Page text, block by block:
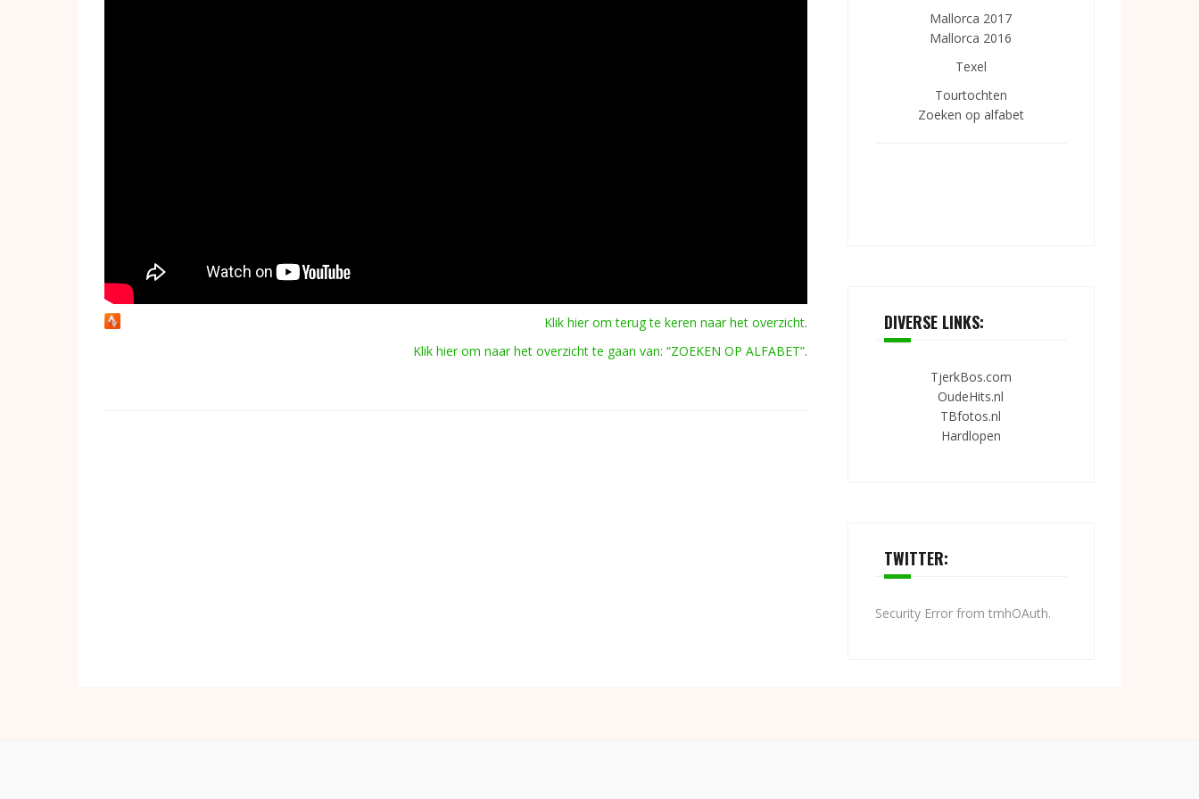
Klik hier om terug te keren naar het overzicht.
Klik hier om naar het overzicht te gaan van: “ZOEKEN OP ALFABET”.
Mallorca 2017
Mallorca 2016
Texel
Tourtochten
Zoeken op alfabet
DIVERSE LINKS:
TjerkBos.com
OudeHits.nl
TBfotos.nl
Hardlopen
TWITTER:
Security Error from tmhOAuth.